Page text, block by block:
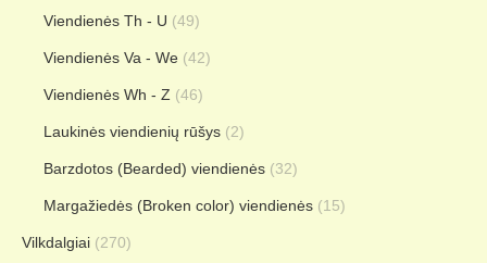
Viendienės Th - U (49)
Viendienės Va - We (42)
Viendienės Wh - Z (46)
Laukinės viendienių rūšys (2)
Barzdotos (Bearded) viendienės (32)
Margažiedės (Broken color) viendienės (15)
Vilkdalgiai (270)